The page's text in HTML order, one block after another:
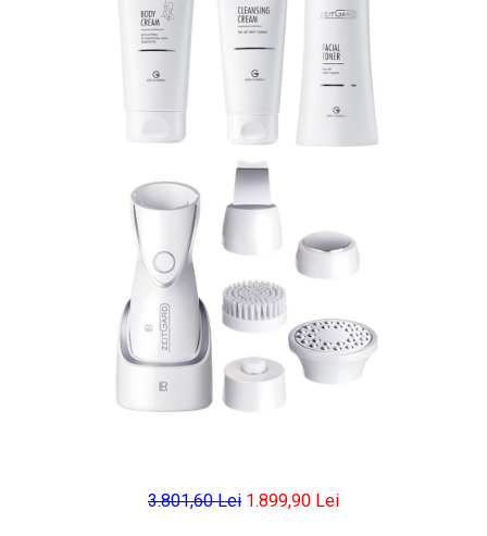
LR ZEITGARD RACINE
LR ZEITGARD SEROX
LR ZEITGARD SISTEMUL ANTI-
LR ZEITGARD SISTEMUL DE CURĂŢARE
LR ZEITGARD ÎNGRIJIREA TENULUI
PROTECŢIE SOLARĂ
ÎNGRIJIRE BEBELUȘI ȘI COPII
ÎNGRIJIRE DENTARĂ
ÎNGRIJIRE PENTRU BĂRBAŢI
ÎNGRIJIREA & CURĂŢAREA
ÎNGRIJIREA PĂRULUI
3.801,60 Lei 1.899,90 Lei